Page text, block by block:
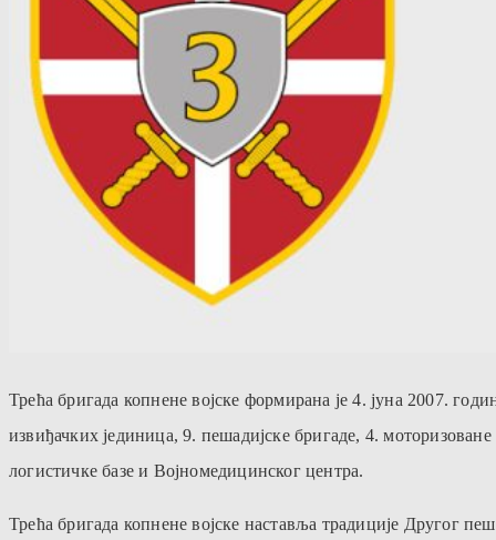
Трећа бригада копнене војске формирана је 4. јуна 2007.
извиђачких јединица, 9. пешадијске бригаде, 4.
логистичке базе и Војномедицинског центра.
Трећа бригада копнене војске наставља традиције Другог